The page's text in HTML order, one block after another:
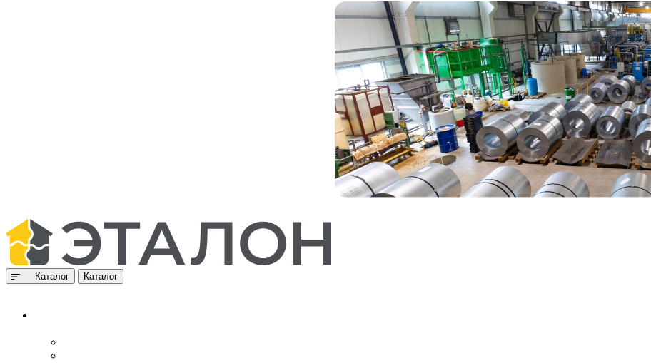
Каталог Каталог